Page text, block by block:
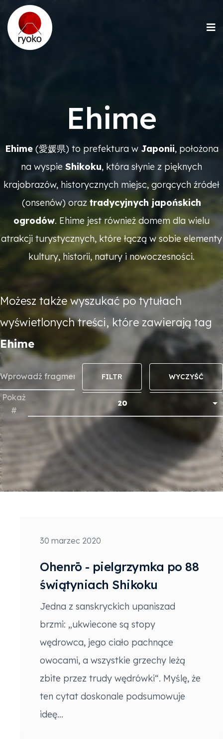
Ehime
Ehime(愛媛県) to prefektura w Japonii, położona
na wyspie Shikoku, która słynie z pięknych
krajobrazów, historycznych miejsc, gorących źródeł
(onsenów) oraz tradycyjnych japońskich
ogrodów. Ehime jest również domem dla wielu
atrakcji turystycznych, które łączą w sobie elementy
kultury, historii, natury i nowoczesności.
Możesz także wyszukać po tytułach
wyświetlonych treści, które zawierają tag
Ehime
Wprowadź fragment Tytułu
FILTR WYCZYŚĆ
Pokaż
#
20
30 marzec 2020
Ohenrō - pielgrzymka po 88
świątyniach Shikoku
Jedna z sanskryckich upaniszad
brzmi: „ukwiecone są stopy
wędrowca, jego ciało pachnące
owocami, a wszystkie grzechy leżą
zbite przez trudy wędrówki“. Myślę, że
ten cytat doskonale podsumowuje
ideę...